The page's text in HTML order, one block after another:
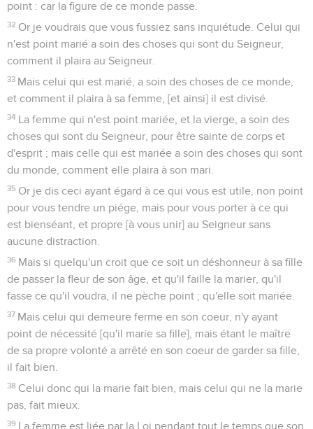
point : car la figure de ce monde passe.
32 Or je voudrais que vous fussiez sans inquiétude. Celui qui
n'est point marié a soin des choses qui sont du Seigneur,
comment il plaira au Seigneur.
33 Mais celui qui est marié, a soin des choses de ce monde,
et comment il plaira à sa femme, [et ainsi] il est divisé.
34 La femme qui n'est point mariée, et la vierge, a soin des
choses qui sont du Seigneur, pour être sainte de corps et
d'esprit ; mais celle qui est mariée a soin des choses qui sont
du monde, comment elle plaira à son mari.
35 Or je dis ceci ayant égard à ce qui vous est utile, non point
pour vous tendre un piége, mais pour vous porter à ce qui
est bienséant, et propre [à vous unir] au Seigneur sans
aucune distraction.
36 Mais si quelqu'un croit que ce soit un déshonneur à sa fille
de passer la fleur de son âge, et qu'il faille la marier, qu'il
fasse ce qu'il voudra, il ne pèche point ; qu'elle soit mariée.
37 Mais celui qui demeure ferme en son coeur, n'y ayant
point de nécessité [qu'il marie sa fille], mais étant le maître
de sa propre volonté a arrêté en son coeur de garder sa fille,
il fait bien.
38 Celui donc qui la marie fait bien, mais celui qui ne la marie
pas, fait mieux.
39 La femme est liée par la Loi pendant tout le temps que son